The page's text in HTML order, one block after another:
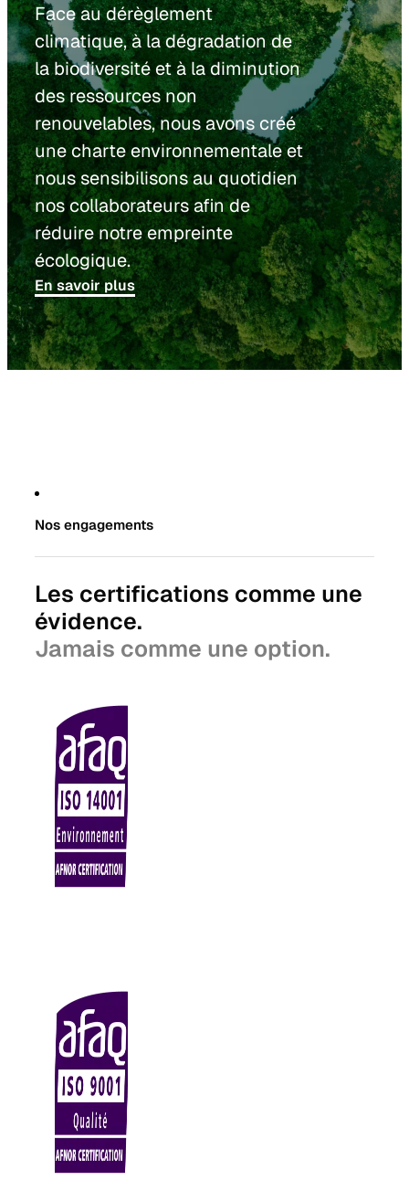
Face au dérèglement
climatique, à la dégradation de
la biodiversité et à la diminution
des ressources non
renouvelables, nous avons créé
une charte environnementale et
nous sensibilisons au quotidien
nos collaborateurs afin de
réduire notre empreinte
écologique.
En savoir plus
Nos engagements
Les certifications comme une
évidence.
Jamais comme une option.